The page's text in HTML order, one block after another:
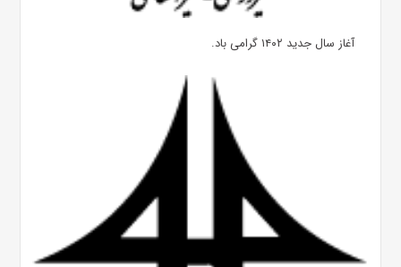
آغاز سال جدید ۱۴۰۲ گرامی باد.